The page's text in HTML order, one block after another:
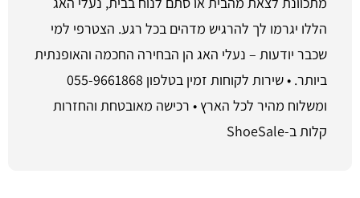
הללו יגרמו לך להרגיש מדהים בכל רגע. הצטרפי למי
שכבר יודעות – נעלי האג הן הבחירה החכמה והאופנתית
ביותר. • שירות לקוחות זמין בטלפון 055-9661868
ומשלוח מהיר לכל הארץ • רכישה מאובטחת והחזרות
קלות ב-ShoeSale